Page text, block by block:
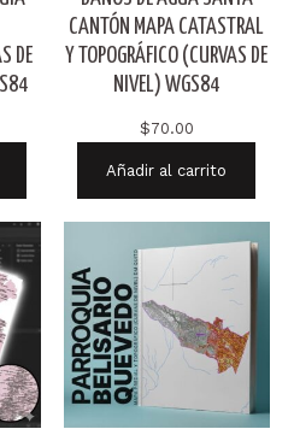
DE
CANTÓN MAPA CATASTRAL
Y TOPOGRÁFICO (CURVAS DE
NIVEL) WGS84
$70.00
Añadir al carrito